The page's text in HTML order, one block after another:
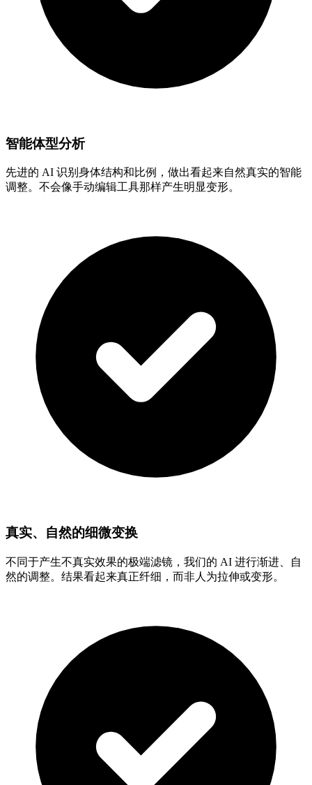
智能体型分析
先进的 AI 识别身体结构和比例，做出看起来自然真实的智能
调整。不会像手动编辑工具那样产生明显变形。
真实、自然的细微变换
不同于产生不真实效果的极端滤镜，我们的 AI 进行渐进、自
然的调整。结果看起来真正纤细，而非人为拉伸或变形。